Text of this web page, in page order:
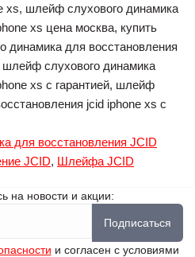
xs, шлейф слухового динамика
xs цена москва, купить
динамика для восстановления
шлейф слухового динамика
xs с гарантией, шлейф
jcid iphone xs с
для восстановления JCID
JCID, Шлейфа JCID
на новости и акции:
Подписаться
и согласен с условиями